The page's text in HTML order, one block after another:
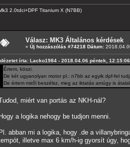
2.0tdci+DPF Titanium X (N7BB)
Válasz: MK3 Általános kérdések
« Új hozzászólás #74218 Dátum:
írta: Lacko1984 - 2018.04.06 péntek, 12:15:06
Értem, köszi.
De két ugyanolyan motor pl.: n7bb az egyik dpf-fel
De értem miről beszélsz, meg az iktatás amúgy is
miért van portás az NKH-nál?
Hogy a logika nehogy be tudjon menni.
Pl. abban mi a logika, hogy .de a
illetve max 6 km/h-ig gyorsít úgy,